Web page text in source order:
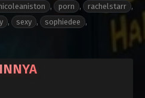
, porn , rachelstarr ,
, sexy , sophiedee
,